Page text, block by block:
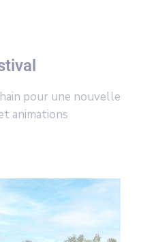
pour une nouvelle
animations